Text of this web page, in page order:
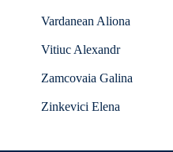
Vardanean Aliona
Vitiuc Alexandr
Zamcovaia Galina
Zinkevici Elena